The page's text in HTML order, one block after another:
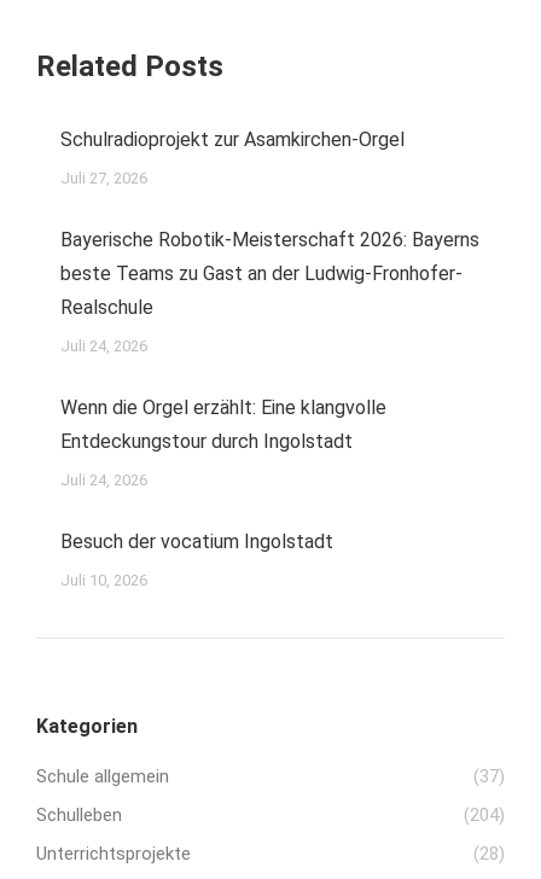
Related Posts
Schulradioprojekt zur Asamkirchen-Orgel
Juli 27, 2026
Bayerische Robotik-Meisterschaft 2026: Bayerns
beste Teams zu Gast an der Ludwig-Fronhofer-
Realschule
Juli 24, 2026
Wenn die Orgel erzählt: Eine klangvolle
Entdeckungstour durch Ingolstadt
Juli 24, 2026
Besuch der vocatium Ingolstadt
Juli 10, 2026
Kategorien
Schule allgemein
(37)
Schulleben
(204)
Unterrichtsprojekte
(28)